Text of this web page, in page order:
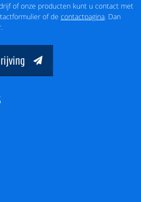
of onze producten kunt u contact met
of de contactpagina. Dan